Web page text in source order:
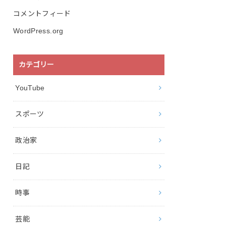
コメントフィード
WordPress.org
カテゴリー
YouTube
スポーツ
政治家
日記
時事
芸能